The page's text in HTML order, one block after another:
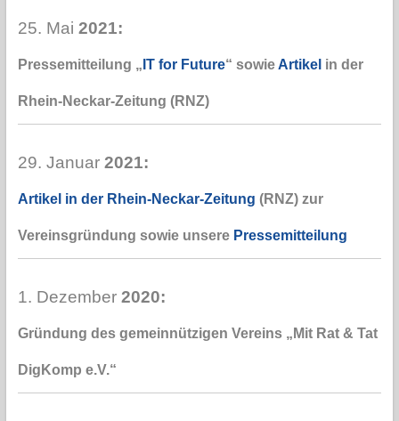
25. Mai 2021:
Pressemitteilung „ IT for Future“ sowie Artikel in der
Rhein-Neckar-Zeitung (RNZ)
29. Januar 2021:
Artikel in der Rhein-Neckar-Zeitung (RNZ) zur
Vereinsgründung sowie unsere Pressemitteilung
1. Dezember2020:
Gründung des gemeinnützigen Vereins „Mit Rat & Tat
DigKomp e.V.“